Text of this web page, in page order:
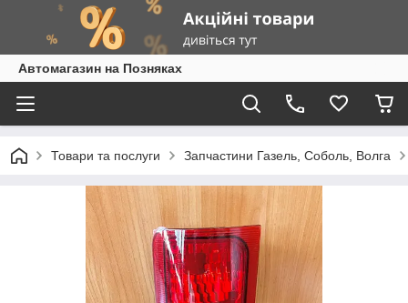
Автомагазин на Позняках
Товари та послуги Запчастини Газель, Соболь, Волга